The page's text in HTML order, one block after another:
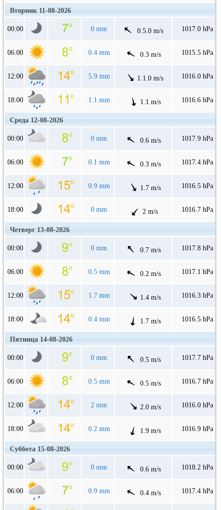
Вторник 11-08-2026
00:00 0 mm 0.5.0 m/s 1017.0 hPa
06:00 0.4 mm 0.3 m/s 1015.5 hPa
12:00 5.9 mm 1.1.0 m/s 1016.0 hPa
18:00 1.1 mm 1.1 m/s 1016.6 hPa
Среда 12-08-2026
00:00 0 mm 0.6 m/s 1017.9 hPa
06:00 0.1 mm 0.3 m/s 1017.4 hPa
12:00 0.9 mm 1.7 m/s 1016.5 hPa
18:00 0 mm 2 m/s 1016.7 hPa
Четверг 13-08-2026
00:00 0 mm 0.7 m/s 1017.8 hPa
06:00 0.5 mm 0.2 m/s 1017.1 hPa
12:00 1.7 mm 1.4 m/s 1016.3 hPa
18:00 0.4 mm 1.7 m/s 1016.5 hPa
Пятница 14-08-2026
00:00 0 mm 0.5 m/s 1017.7 hPa
06:00 0.5 mm 0.5 m/s 1016.7 hPa
12:00 2 mm 2.0 m/s 1016.0 hPa
18:00 0.2 mm 1.9 m/s 1016.9 hPa
Суббота 15-08-2026
00:00 0 mm 0.6 m/s 1018.2 hPa
06:00 0.9 mm 0.4 m/s 1017.4 hPa